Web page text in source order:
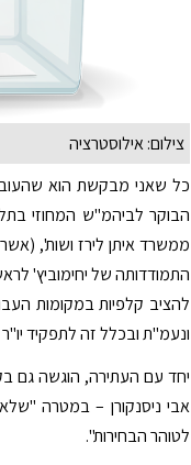
צילום: אילוסטרציה
כל שאני מבקשת הוא
הבוקר לביהמ"ש המחוזי בתל
ממשרד איתן לירז ושות',
התמודדותה של יחימוביץ'
להציב קלפיות במקומות
ונעמ"ת ובכלל זה לתפקיד
יחד עם העתירה, הוגשה גם
אבי ניסנקורן – במטרה
לטוהר הבחירות".